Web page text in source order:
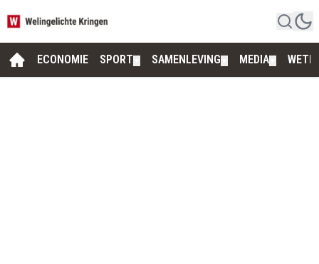
ECONOMIE SPORT SAMENLEVING MEDIA